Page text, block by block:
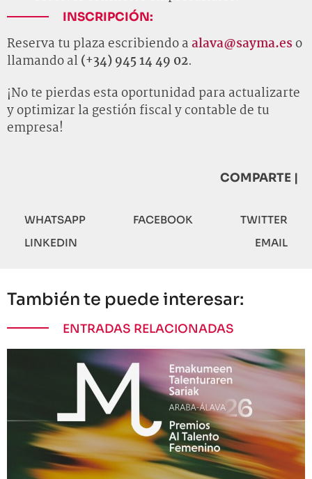
INSCRIPCIÓN:
Reserva tu plaza escribiendo aalava@sayma.es o
llamando al(+34) 945 14 49 02.
¡No te pierdas esta oportunidad para actualizarte
y optimizar la gestión fiscal y contable de tu
empresa!
COMPARTE |
WHATSAPP FACEBOOK
TWITTER
LINKEDIN
EMAIL
También te puede interesar:
ENTRADAS RELACIONADAS